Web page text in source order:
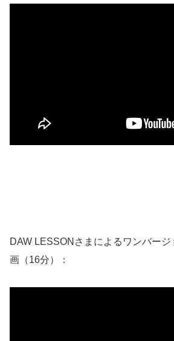
DAW LESSONさまによるワンバー
画（16分）：